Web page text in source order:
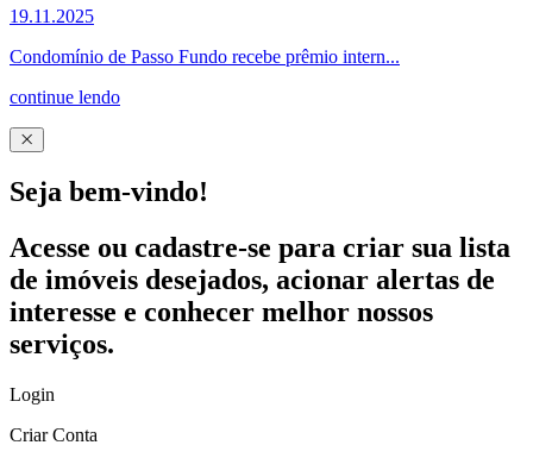
19.11.2025
Condomínio de Passo Fundo recebe prêmio intern...
continue lendo
Seja bem-vindo!
Acesse ou cadastre-se para criar sua lista
de imóveis desejados, acionar alertas de
interesse e conhecer melhor nossos
serviços.
Login
Criar Conta